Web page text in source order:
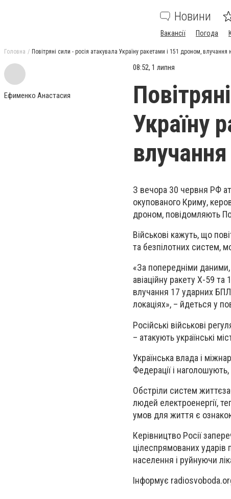
Новини
Вакансії Погода
Головна Повітряні сили - росія атакувала Україну ракетами і 151 дроном, влучання
Ефименко Анастасия
08:52, 1 липня
Україну
З вечора 30 червня РФ
окупованого Криму,
дроном, повідомляють
Військові кажуть, що
та безпілотних систем,
«За попередніми
авіаційну ракету Х-59 та
влучання 17 ударних
локаціях», – йдеться у
Російські військові
– атакують українські
Українська влада і
Федерації і
Обстріли систем
людей електроенергії,
умов для життя є
Керівництво Росії
цілеспрямованих ударів
населення і руйнуючи
Інформує